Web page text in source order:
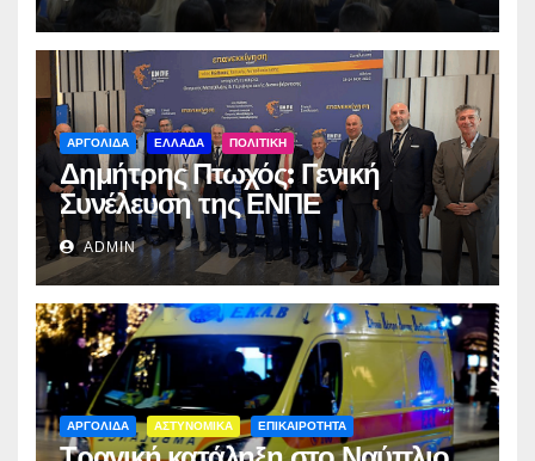
ΑΡΓΟΛΙΔΑ ΕΛΛΑΔΑ ΠΟΛΙΤΙΚΗ
Δημήτρης Πτωχός: Γενική
Συνέλευση της ΕΝΠΕ
ADMIN
ΑΡΓΟΛΙΔΑ ΑΣΤΥΝΟΜΙΚΑ ΕΠΙΚΑΙΡΟΤΗΤΑ